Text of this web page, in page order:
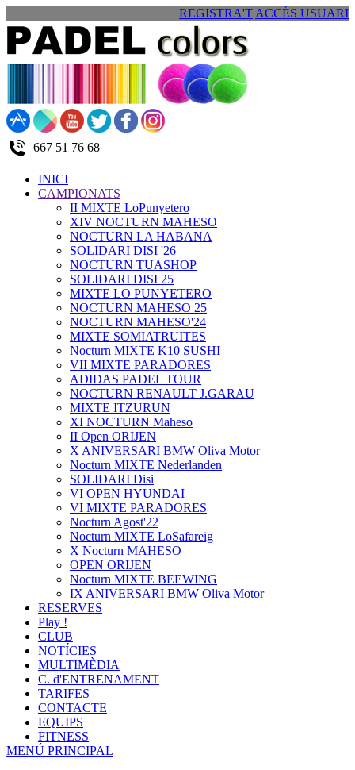
REGISTRA'T ACCÉS USUARI
667 51 76 68
INICI
CAMPIONATS
II MIXTE LoPunyetero
XIV NOCTURN MAHESO
NOCTURN LA HABANA
SOLIDARI DISI '26
NOCTURN TUASHOP
SOLIDARI DISI 25
MIXTE LO PUNYETERO
NOCTURN MAHESO 25
NOCTURN MAHESO'24
MIXTE SOMIATRUITES
Nocturn MIXTE K10 SUSHI
VII MIXTE PARADORES
ADIDAS PADEL TOUR
NOCTURN RENAULT J.GARAU
MIXTE ITZURUN
XI NOCTURN Maheso
II Open ORIJEN
X ANIVERSARI BMW Oliva Motor
Nocturn MIXTE Nederlanden
SOLIDARI Disi
VI OPEN HYUNDAI
VI MIXTE PARADORES
Nocturn Agost'22
Nocturn MIXTE LoSafareig
X Nocturn MAHESO
OPEN ORIJEN
Nocturn MIXTE BEEWING
IX ANIVERSARI BMW Oliva Motor
RESERVES
Play !
CLUB
NOTÍCIES
MULTIMÈDIA
C. d'ENTRENAMENT
TARIFES
CONTACTE
EQUIPS
FITNESS
MENÚ PRINCIPAL